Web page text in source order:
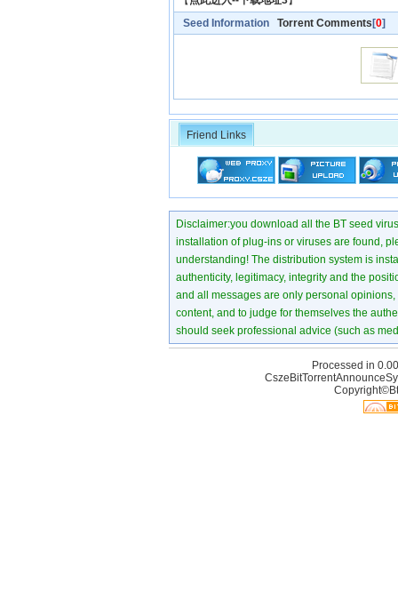
Seed Information Torrent Comments [0]
Friend Links
Disclaimer:you download all the BT seed
installation of plug-ins or viruses are found,
understanding! The distribution system is
authenticity, legitimacy, integrity and the
and all messages are only personal
content, and to judge for themselves the
should seek professional advice (such as
Processed in